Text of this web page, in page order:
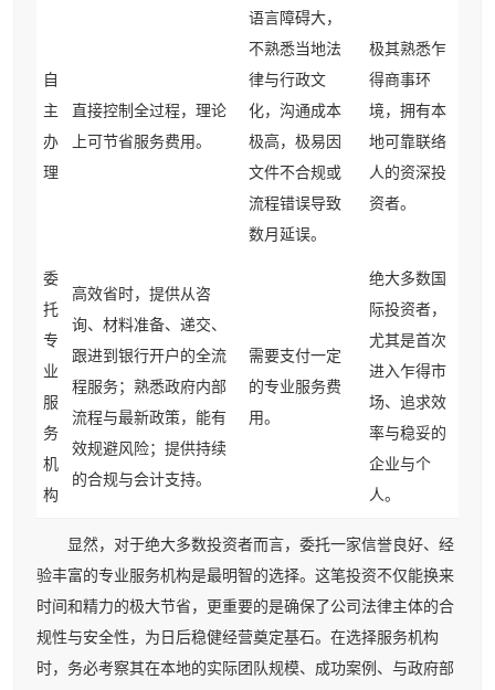
自
主
办
理
直接控制全过程，理论
上可节省服务费用。
语言障碍大，
不熟悉当地法
律与行政文
化，沟通成本
极高，极易因
文件不合规或
流程错误导致
数月延误。
极其熟悉乍
得商事环
境，拥有本
地可靠联络
人的资深投
资者。
委
托
专
业
服
务
机
构
高效省时，提供从咨
询、材料准备、递交、
跟进到银行开户的全流
程服务；熟悉政府内部
流程与最新政策，能有
效规避风险；提供持续
的合规与会计支持。
需要支付一定
的专业服务费
用。
绝大多数国
际投资者，
尤其是首次
进入乍得市
场、追求效
率与稳妥的
企业与个
人。
显然，对于绝大多数投资者而言，委托一家信誉良好、经
验丰富的专业服务机构是最明智的选择。这笔投资不仅能换来
时间和精力的极大节省，更重要的是确保了公司法律主体的合
规性与安全性，为日后稳健经营奠定基石。在选择服务机构
时，务必考察其在本地的实际团队规模、成功案例、与政府部